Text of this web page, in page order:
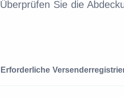
Überprüfen Sie die
Erforderliche